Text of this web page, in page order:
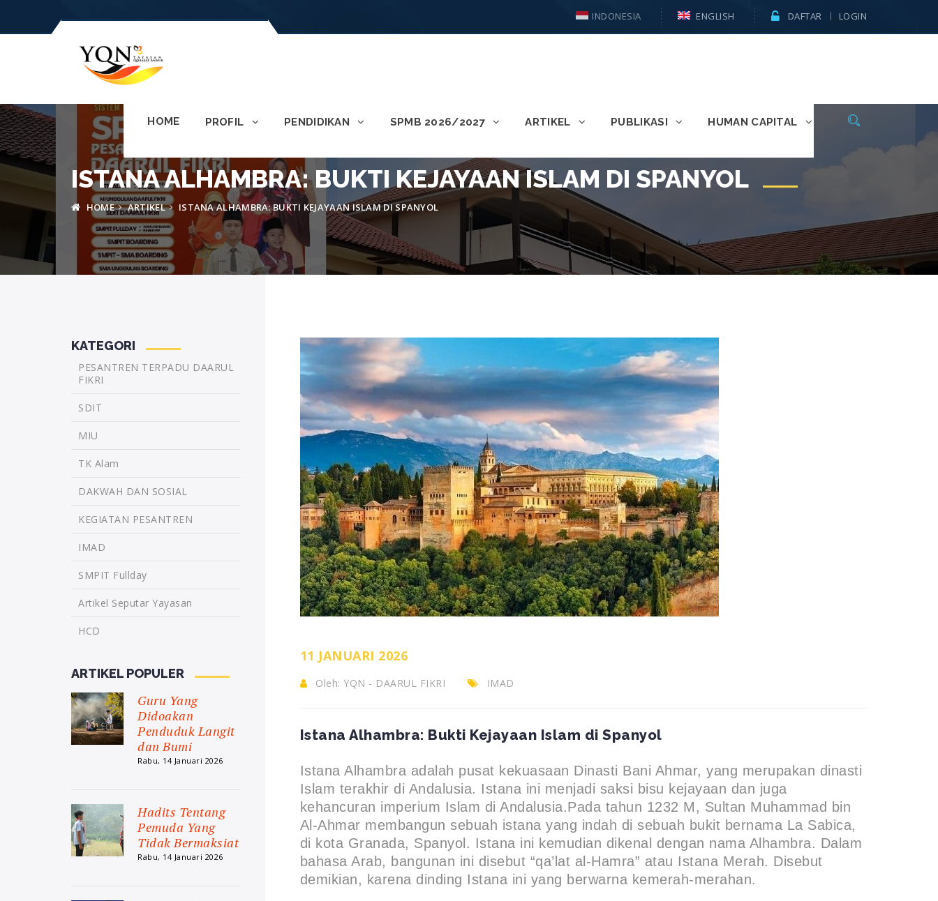
HOME PROFIL PENDIDIKAN SPMB 2026/2027 ARTIKEL PUBLIKASI HUMAN CAPITAL
INDONESIA ENGLISH DAFTAR LOGIN
ISTANA ALHAMBRA: BUKTI KEJAYAAN ISLAM DI SPANYOL
HOME ARTIKEL ISTANA ALHAMBRA: BUKTI KEJAYAAN ISLAM DI SPANYOL
11 JANUARI 2026
Oleh: YQN - DAARUL FIKRI IMAD
Istana Alhambra: Bukti Kejayaan Islam di Spanyol
Istana Alhambra adalah pusat kekuasaan Dinasti Bani Ahmar, yang merupakan dinasti
Islam terakhir di Andalusia. Istana ini menjadi saksi bisu kejayaan dan juga
kehancuran imperium Islam di Andalusia.Pada tahun 1232 M, Sultan Muhammad bin
Al-Ahmar membangun sebuah istana yang indah di sebuah bukit bernama La Sabica,
di kota Granada, Spanyol. Istana ini kemudian dikenal dengan nama Alhambra. Dalam
bahasa Arab, bangunan ini disebut “qa’lat al-Hamra” atau Istana Merah. Disebut
demikian, karena dinding Istana ini yang berwarna kemerah-merahan.
KATEGORI
PESANTREN TERPADU DAARUL
FIKRI
SDIT
MIU
TK Alam
DAKWAH DAN SOSIAL
KEGIATAN PESANTREN
IMAD
SMPIT Fullday
Artikel Seputar Yayasan
HCD
ARTIKEL POPULER
Guru Yang
Didoakan
Penduduk Langit
dan Bumi
Rabu, 14 Januari 2026
Hadits Tentang
Pemuda Yang
Tidak Bermaksiat
Rabu, 14 Januari 2026